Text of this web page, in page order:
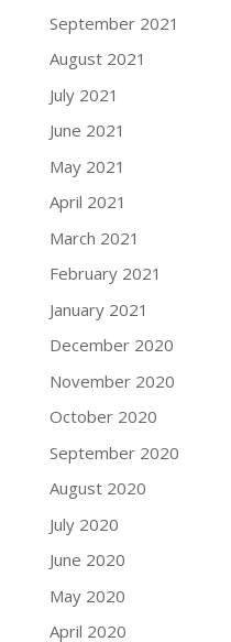
September 2021
August 2021
July 2021
June 2021
May 2021
April 2021
March 2021
February 2021
January 2021
December 2020
November 2020
October 2020
September 2020
August 2020
July 2020
June 2020
May 2020
April 2020